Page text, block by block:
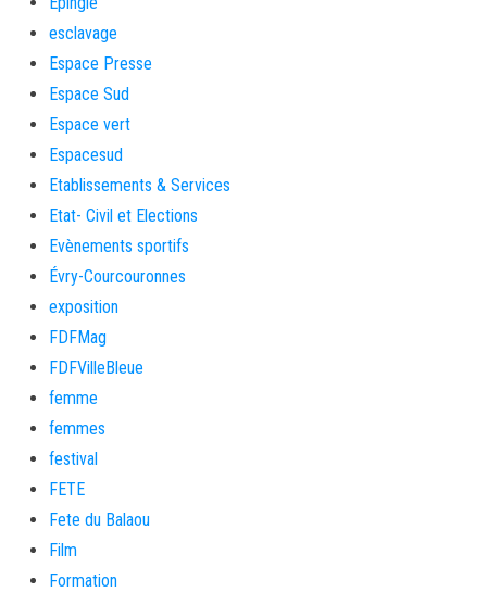
esclavage
Espace Presse
Espace Sud
Espace vert
Espacesud
Etablissements & Services
Etat- Civil et Elections
Evènements sportifs
Évry-Courcouronnes
exposition
FDFMag
FDFVilleBleue
femme
femmes
festival
FETE
Fete du Balaou
Film
Formation